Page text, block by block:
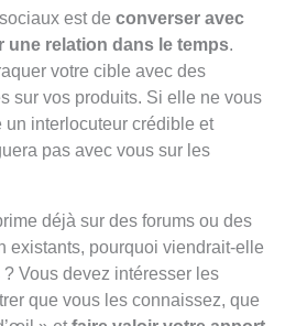
est deconverser avec
une relation dans le temps.
votre cible avec des
sur vos produits. Si elle ne vous
interlocuteur crédible et
pas avec vous sur les
déjà sur des forums ou des
existants, pourquoi viendrait-elle
Vous devez intéresser les
que vous les connaissez, que